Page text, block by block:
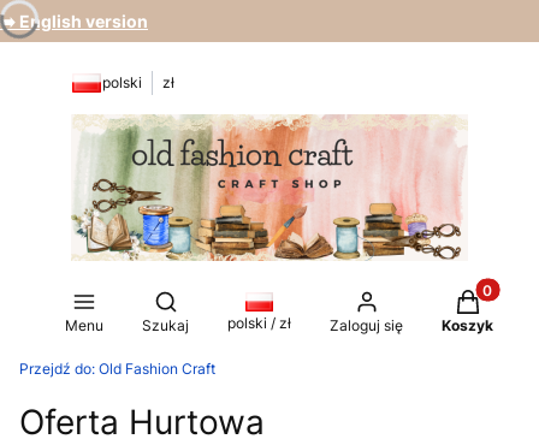
➡️ English version
polski zł
Menu
Otwórz wyszukiwarkę
Szukaj polski / zł Zaloguj się
Produkty
Koszyk
Przejdź do: Old Fashion Craft
Oferta Hurtowa